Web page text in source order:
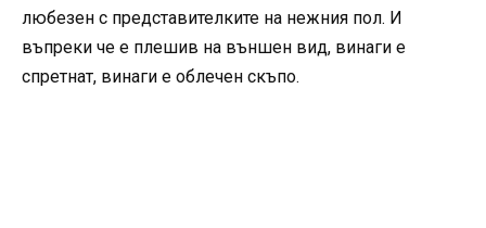
любезен с представителките на нежния пол. И
въпреки че е плешив на външен вид, винаги е
спретнат, винаги е облечен скъпо.